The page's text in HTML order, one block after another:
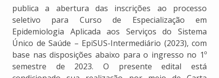
publica a abertura das inscrições ao processo
seletivo para Curso de Especialização em
Epidemiologia Aplicada aos Serviços do Sistema
Único de Saúde – EpiSUS-Intermediário (2023), com
base nas disposições abaixo para o ingresso no 1º
semestre de 2023. O presente edital está